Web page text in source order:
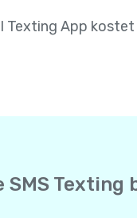
Texting App
Texting